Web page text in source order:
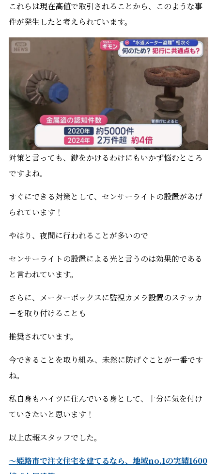
これらは現在高値で取引されることから、このような事
件が発生したと考えられています。
対策と言っても、鍵をかけるわけにもいかず悩むところ
ですよね。
すぐにできる対策として、センサーライトの設置があげ
られています！
やはり、夜間に行われることが多いので
センサーライトの設置による光と言うのは効果的である
と言われています。
さらに、メーターボックスに監視カメラ設置のステッカ
ーを取り付けることも
推奨されています。
今できることを取り組み、未然に防げぐことが一番です
ね。
私自身もハイツに住んでいる身として、十分に気を付け
ていきたいと思います！
以上広報スタッフでした。
～姫路市で注文住宅を建てるなら、地域no.1の実績1600